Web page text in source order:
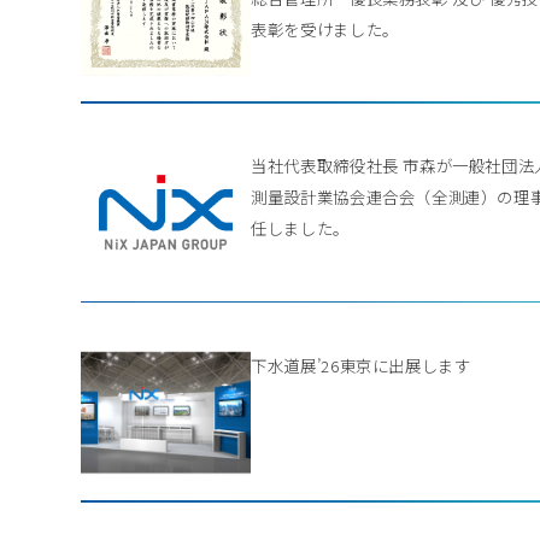
表彰を受けました。
当社代表取締役社長 市森が一般社団法
測量設計業協会連合会（全測連）の理
任しました。
下水道展’26東京に出展します